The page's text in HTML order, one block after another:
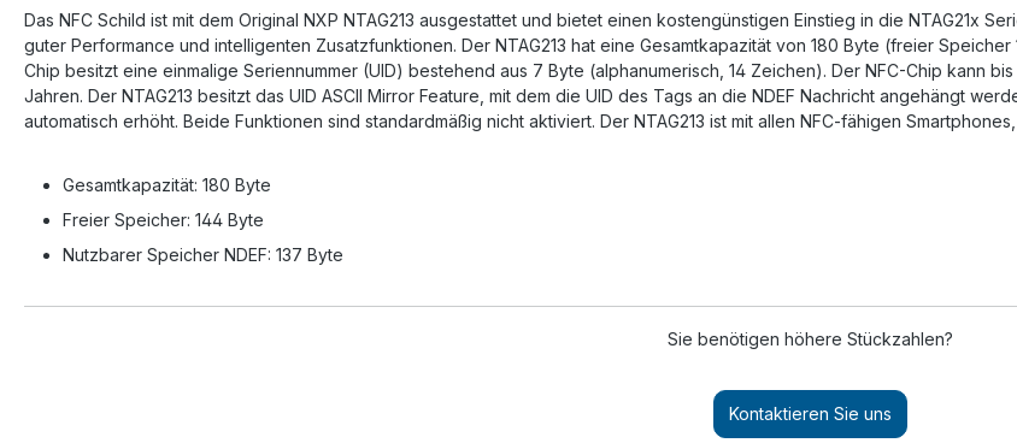
Das NFC Schild ist mit dem Original NXP NTAG213 ausgestattet und bietet einen kostengünstigen Einstieg in die NTAG21x
guter Performance und intelligenten Zusatzfunktionen. Der NTAG213 hat eine Gesamtkapazität von 180 Byte (freier
Chip besitzt eine einmalige Seriennummer (UID) bestehend aus 7 Byte (alphanumerisch, 14 Zeichen). Der NFC-Chip kann
Jahren. Der NTAG213 besitzt das UID ASCII Mirror Feature, mit dem die UID des Tags an die NDEF Nachricht angehängt
automatisch erhöht. Beide Funktionen sind standardmäßig nicht aktiviert. Der NTAG213 ist mit allen NFC-fähigen
Gesamtkapazität: 180 Byte
Freier Speicher: 144 Byte
Nutzbarer Speicher NDEF: 137 Byte
Sie benötigen höhere Stückzahlen?
Kontaktieren Sie uns